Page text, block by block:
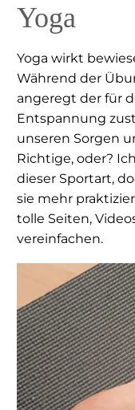
Yoga
Yoga wirkt
Während der
angeregt der für
Entspannung
unseren Sorgen
Richtige, oder?
dieser Sportart,
sie mehr
tolle Seiten,
vereinfachen.